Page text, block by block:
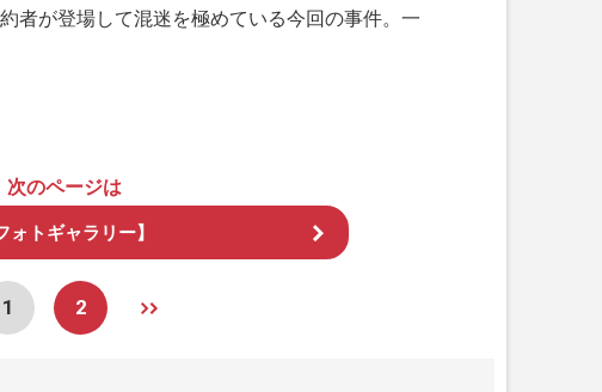
が登場して混迷を極めている今回の事件。一
次のページは
ォトギャラリー】
1 2